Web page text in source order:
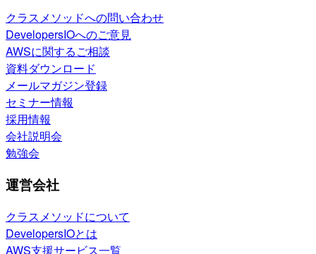
クラスメソッドへの問い合わせ
DevelopersIOへのご意見
AWSに関するご相談
資料ダウンロード
メールマガジン登録
セミナー情報
採用情報
会社説明会
勉強会
運営会社
クラスメソッドについて
DevelopersIOとは
AWS支援サービス一覧